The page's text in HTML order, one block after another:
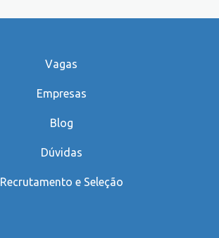
Vagas
Empresas
Blog
Dúvidas
Recrutamento e Seleção